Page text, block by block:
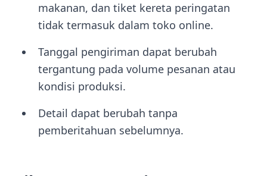
makanan, dan tiket kereta peringatan
tidak termasuk dalam toko online.
Tanggal pengiriman dapat berubah
tergantung pada volume pesanan atau
kondisi produksi.
Detail dapat berubah tanpa
pemberitahuan sebelumnya.